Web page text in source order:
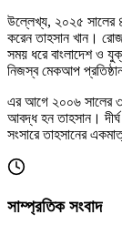
উল্লেখ্য, ২০২৫ সালের ৪
করেন তাহসান খান।
সময় ধরে বাংলাদেশ ও
নিজস্ব মেকআপ
এর আগে ২০০৬ সালের ৩
আবদ্ধ হন তাহসান।
সংসারে তাহসানের
সাম্প্রতিক সংবাদ